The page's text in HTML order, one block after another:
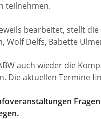
teilnehmen.
bearbeitet, stellt
Delfs, Babette
auch wieder die
Die aktuellen Termine